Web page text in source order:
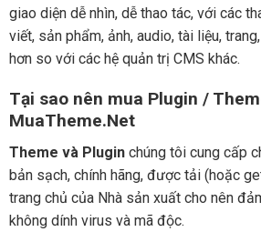
giao diện dễ nhìn, dễ thao tác, với các
viết, sản phẩm, ảnh, audio, tài liệu,
hơn so với các hệ quản trị CMS khác.
Tại sao nên mua Plugin /
MuaTheme.Net
Theme và Plugin chúng tôi cung cấp
bản sạch, chính hãng, được tải (hoặc
trang chủ của Nhà sản xuất cho nên
không dính virus và mã độc.